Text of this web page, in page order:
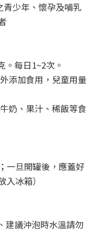
青少年、懷孕及哺乳
每日1~2次。
添加食用，兒童用量
奶、果汁、稀飯等食
一旦開罐後，應蓋好
冰箱）
建議沖泡時水溫請勿